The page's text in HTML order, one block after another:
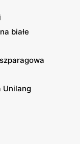
białe
Unilang